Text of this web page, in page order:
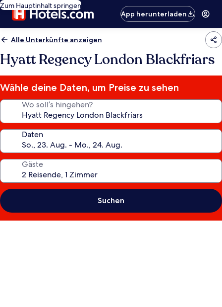
Zum Hauptinhalt springen
App herunterladen
Alle Unterkünfte anzeigen
Hyatt Regency London Blackfriars
Wähle deine Daten, um Preise zu sehen
Wo soll’s hingehen?
Daten
Gäste
Suchen